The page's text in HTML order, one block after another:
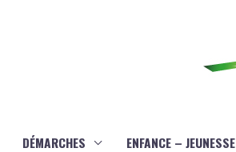
DÉMARCHES ENFANCE – JEUNESSE